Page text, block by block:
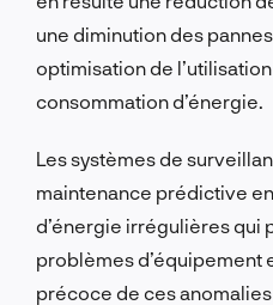
une diminution des
optimisation de
consommation d’énergie.
Les systèmes de
maintenance prédictive
d’énergie irrégulières qui
problèmes d’équipement
précoce de ces